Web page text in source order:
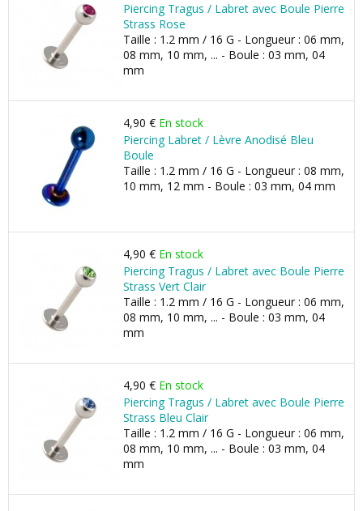
Piercing Tragus / Labret avec Boule Pierre
Strass Rose
Taille : 1.2 mm / 16 G - Longueur : 06 mm,
08 mm, 10 mm, ... - Boule : 03 mm, 04
mm
4,90 € En stock
Piercing Labret / Lèvre Anodisé Bleu
Boule
Taille : 1.2 mm / 16 G - Longueur : 08 mm,
10 mm, 12 mm - Boule : 03 mm, 04 mm
4,90 € En stock
Piercing Tragus / Labret avec Boule Pierre
Strass Vert Clair
Taille : 1.2 mm / 16 G - Longueur : 06 mm,
08 mm, 10 mm, ... - Boule : 03 mm, 04
mm
4,90 € En stock
Piercing Tragus / Labret avec Boule Pierre
Strass Bleu Clair
Taille : 1.2 mm / 16 G - Longueur : 06 mm,
08 mm, 10 mm, ... - Boule : 03 mm, 04
mm